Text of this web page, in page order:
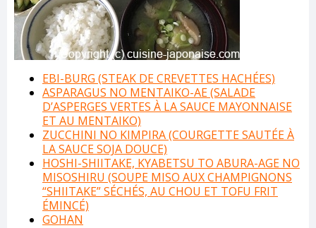
EBI-BURG (STEAK DE CREVETTES HACHÉES)
ASPARAGUS NO MENTAIKO-AE (SALADE
D’ASPERGES VERTES À LA SAUCE MAYONNAISE
ET AU MENTAIKO)
ZUCCHINI NO KIMPIRA (COURGETTE SAUTÉE À
LA SAUCE SOJA DOUCE)
HOSHI-SHIITAKE, KYABETSU TO ABURA-AGE NO
MISOSHIRU (SOUPE MISO AUX CHAMPIGNONS
“SHIITAKE” SÉCHÉS, AU CHOU ET TOFU FRIT
ÉMINCÉ)
GOHAN